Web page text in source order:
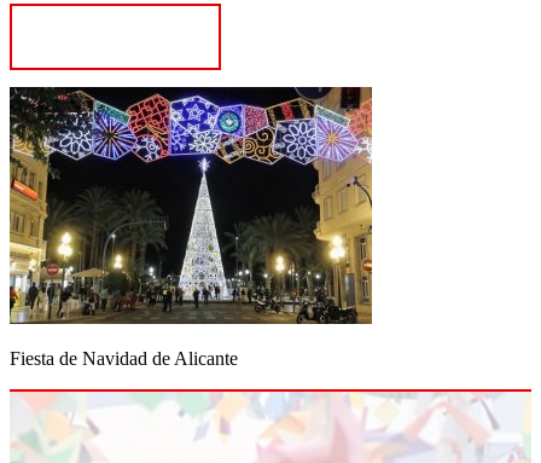
Fiesta de Navidad de Alicante